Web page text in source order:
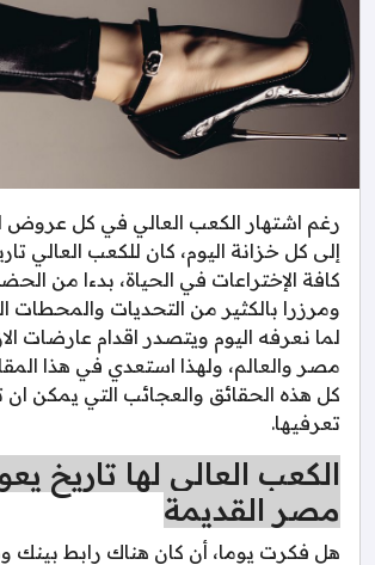
رغم اشتهار الكعب العالي في كل عروض
إلى كل خزانة اليوم، كان للكعب العالي
كافة الإختراعات في الحياة، بدءا من
ومرزرا بالكثير من التحديات والمحطات
لما نعرفه اليوم ويتصدر اقدام عارضات
مصر والعالم، ولهذا استعدي في هذا
كل هذه الحقائق والعجائب التي يمكن
تعرفيها.
الكعب العالي لها تاريخ
مصر القديمة
هل فكرت يوما، أن كان هناك رابط بينك